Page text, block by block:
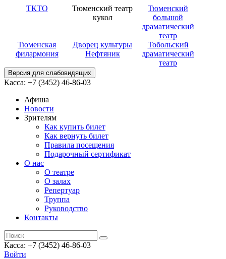
ТКТО
Тюменский театр
кукол
Тюменский
большой
драматический
театр
Тюменская
филармония
Дворец культуры
Нефтяник
Тобольский
драматический
театр
Версия для слабовидящих
Касса: +7 (3452) 46-86-03
Афиша
Новости
Зрителям
Как купить билет
Как вернуть билет
Правила посещения
Подарочный сертификат
О нас
О театре
О залах
Репертуар
Труппа
Руководство
Контакты
Касса: +7 (3452) 46-86-03
Войти